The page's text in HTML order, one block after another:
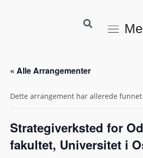
« Alle Arrangementer
Dette arrangement har allerede
Strategiverksted for
fakultet, Universitet i